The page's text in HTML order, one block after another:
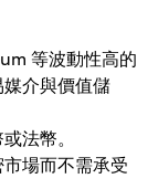
等波動性高的
介與價值儲
法幣。
場而不需承受